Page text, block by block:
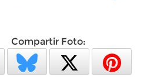
Compartir Foto: